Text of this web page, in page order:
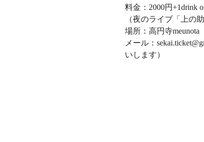
料金：2000円+1drink
（夜のライブ「上の
場所：高円寺
メール：
いします）